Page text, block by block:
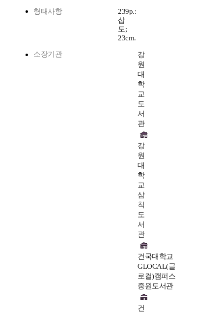
형태사항
239p.:
삽
도;
23cm.
소장기관
강
원
대
학
교
도
서
관
강
원
대
학
교
삼
척
도
서
관
건국대학교
GLOCAL(글
로컬)캠퍼스
중원도서관
건